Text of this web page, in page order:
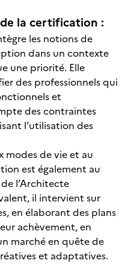
la certification :
les notions de
dans un contexte
une priorité. Elle
des professionnels qui
et
des contraintes
l’utilisation des
modes de vie et au
est également au
l’Architecte
il intervient sur
en élaborant des plans
achèvement, en
marché en quête de
et adaptatives.